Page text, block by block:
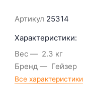
Артикул 25314
Характеристики:
Вес
2.3 кг
Бренд
Гейзер
Все характеристики